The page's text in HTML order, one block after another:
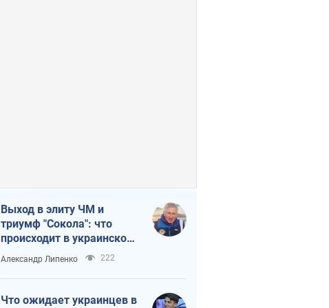
Выход в элиту ЧМ и
триумф "Сокола": что
происходит в украинском
хоккее
Александр Липенко 222
Что ожидает украинцев в